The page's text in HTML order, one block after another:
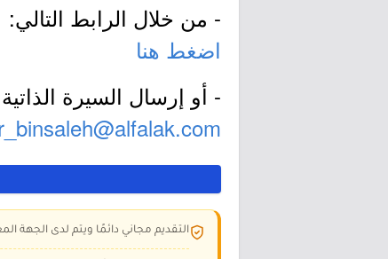
- من خلال الرابط التالي:
اضغط هنا
- أو إرسال السيرة
التقديم مجاني دائمًا ويتم لدى الجهة